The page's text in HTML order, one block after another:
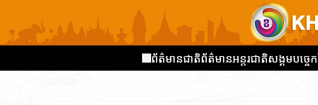
ព័ត៌មានជាតិព័ត៌មានអន្តរជាតិសង្គមបច្ចេ